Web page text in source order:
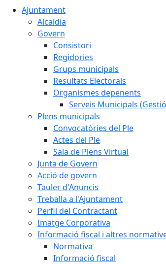
Ajuntament
Alcaldia
Govern
Consistori
Regidories
Grups municipals
Resultats Electorals
Organismes depenents
Serveis Municipals
Plens municipals
Convocatòries del Ple
Actes del Ple
Sala de Plens Virtual
Junta de Govern
Acció de govern
Tauler d'Anuncis
Treballa a l'Ajuntament
Perfil del Contractant
Imatge Corporativa
Informació fiscal i altres
Normativa
Informació fiscal